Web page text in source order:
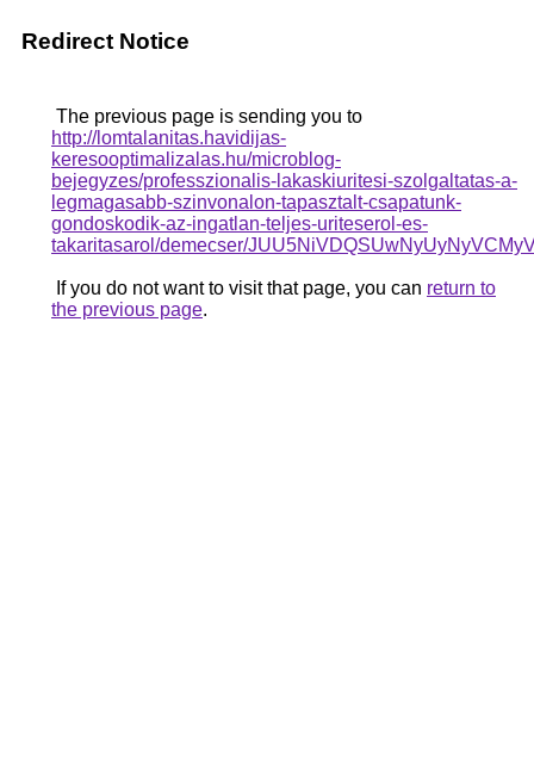
Redirect Notice
The previous page is sending you to
http://lomtalanitas.havidijas-
keresooptimalizalas.hu/microblog-
bejegyzes/professzionalis-lakaskiuritesi-szolgaltatas-a-
legmagasabb-szinvonalon-tapasztalt-csapatunk-
gondoskodik-az-ingatlan-teljes-uriteserol-es-
takaritasarol/demecser/
If you do not want to visit that page, you can return to
the previous page.